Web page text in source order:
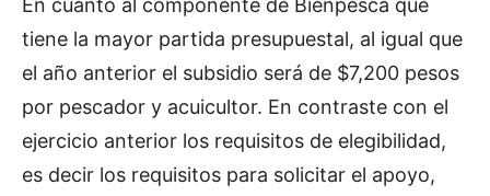
En cuanto al componente de Bienpesca que
tiene la mayor partida presupuestal, al igual que
el año anterior el subsidio será de $7,200 pesos
por pescador y acuicultor. En contraste con el
ejercicio anterior los requisitos de elegibilidad,
es decir los requisitos para solicitar el apoyo,